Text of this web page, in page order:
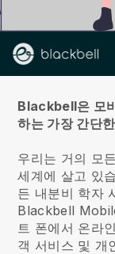
Blackbell은 모
하는 가장 간단
우리는 거의 모
세계에 살고 있
든 내분비 학자
Blackbell
트 폰에서 온라
객 서비스 및 개